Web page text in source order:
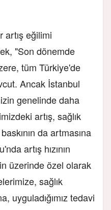
artış eğilimi
"Son dönemde
tüm Türkiye'de
Ancak İstanbul
genelinde daha
artış, sağlık
da artmasına
artış hızının
üzerinde özel olarak
sağlık
uyguladığımız tedavi